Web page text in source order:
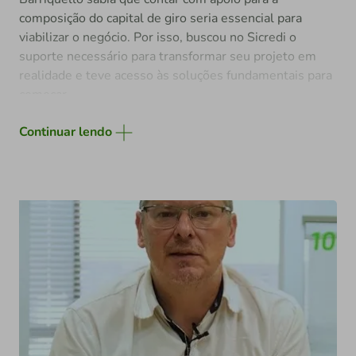
composição do capital de giro seria essencial para
viabilizar o negócio. Por isso, buscou no Sicredi o
suporte necessário para transformar seu projeto em
realidade e teve acesso às soluções fundamentais para
Mas a parceria não parou por aí. Com o apoio da
cooperativa Sicredi das Culturas, o empresário não
do negócio. Esse acompanhamento contribuiu para dar
mais solidez à empresa e criar a base necessária para
novos passos.
Hoje, Barriquello já expandiu suas atividades e também
atua no setor de transportes, com duas camionetes
financiadas pelo Sicredi.
“Fomos muito bem atendidos pela equipe da agência.
Utilizamos muitos benefícios: crédito fácil, linhas para
Continuar lendo